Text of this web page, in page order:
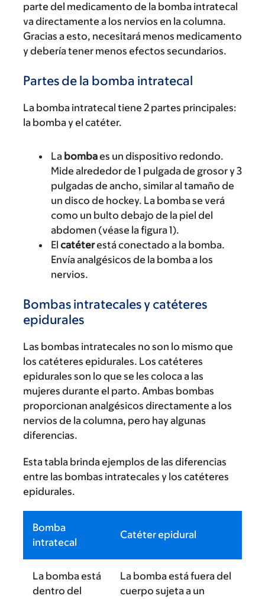
parte del medicamento de la bomba intratecal
va directamente a los nervios en la columna.
Gracias a esto, necesitará menos medicamento
y debería tener menos efectos secundarios.
Partes de la bomba intratecal
La bomba intratecal tiene 2 partes principales:
la bomba y el catéter.
La bombaes un dispositivo redondo.
Mide alrededor de 1 pulgada de grosor y 3
pulgadas de ancho, similar al tamaño de
un disco de hockey. La bomba se verá
como un bulto debajo de la piel del
abdomen (véase la figura 1).
El catéterestá conectado a la bomba.
Envía analgésicos de la bomba a los
nervios.
Bombas intratecales y catéteres
epidurales
Las bombas intratecales no son lo mismo que
los catéteres epidurales. Los catéteres
epidurales son lo que se les coloca a las
mujeres durante el parto. Ambas bombas
proporcionan analgésicos directamente a los
nervios de la columna, pero hay algunas
diferencias.
Esta tabla brinda ejemplos de las diferencias
entre las bombas intratecales y los catéteres
epidurales.
Bomba
intratecal
Catéter epidural
La bomba está
dentro del
La bomba está fuera del
cuerpo sujeta a un